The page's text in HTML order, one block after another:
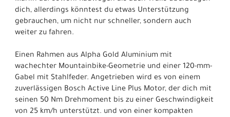
dich, allerdings könntest du etwas Unterstützung
gebrauchen, um nicht nur schneller, sondern auch
weiter zu fahren.
Einen Rahmen aus Alpha Gold Aluminium mit
wachechter Mountainbike-Geometrie und einer 120-mm-
Gabel mit Stahlfeder. Angetrieben wird es von einem
zuverlässigen Bosch Active Line Plus Motor, der dich mit
seinen 50 Nm Drehmoment bis zu einer Geschwindigkeit
von 25 km/h unterstützt. und von einer kompakten